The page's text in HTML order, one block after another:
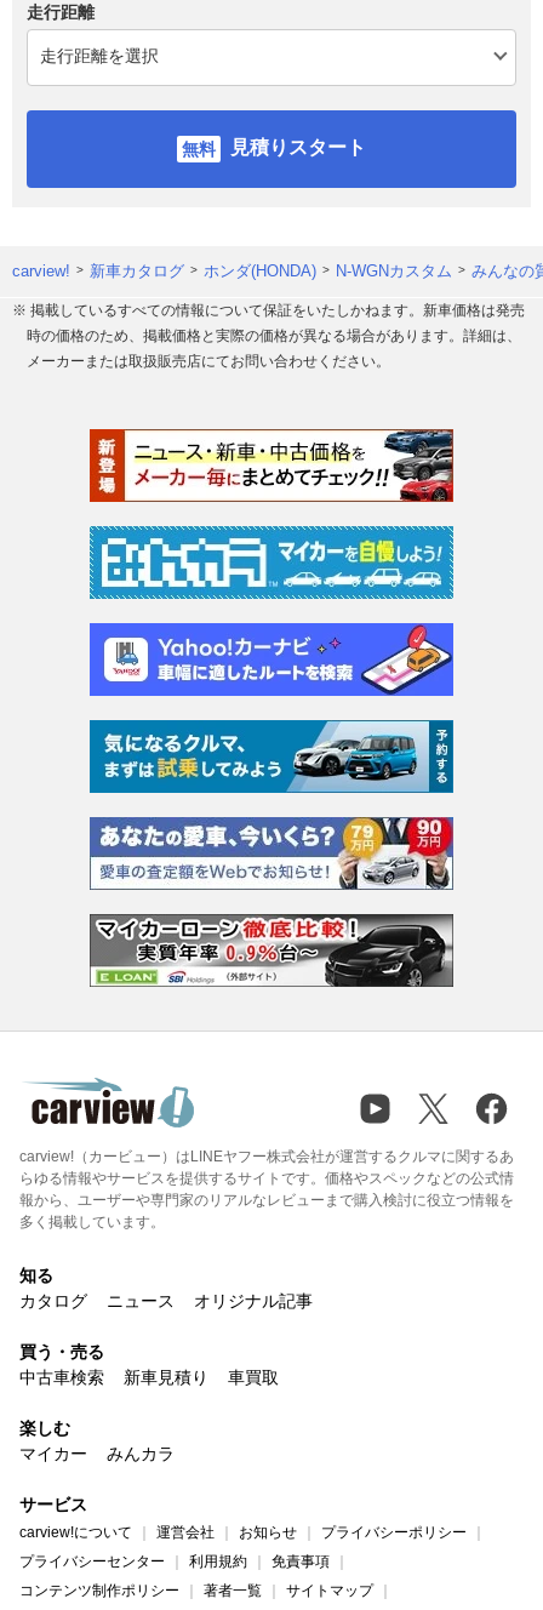
走行距離
見積りスタート
carview! 新車カタログ ホンダ(HONDA) N-WGNカスタム みんなの
※ 掲載しているすべての情報について保証をいたしかねます。新車価格は発売
時の価格のため、掲載価格と実際の価格が異なる場合があります。詳細は、
メーカーまたは取扱販売店にてお問い合わせください。
carview!（カービュー）はLINEヤフー株式会社が運営するクルマに関するあ
らゆる情報やサービスを提供するサイトです。価格やスペックなどの公式情
報から、ユーザーや専門家のリアルなレビューまで購入検討に役立つ情報を
多く掲載しています。
知る
カタログ
ニュース オリジナル記事
買う・売る
中古車検索
新車見積り 車買取
楽しむ
マイカー
みんカラ
サービス
carview!について 運営会社 お知らせ
プライバシーポリシー
プライバシーセンター
利用規約
免責事項
コンテンツ制作ポリシー
著者一覧 サイトマップ